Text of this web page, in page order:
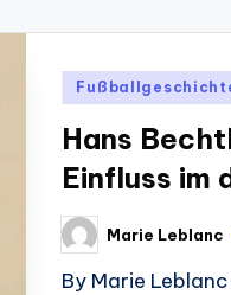
Posted
Hans
Einfluss im
Posted
by
Marie Leblanc
By Marie